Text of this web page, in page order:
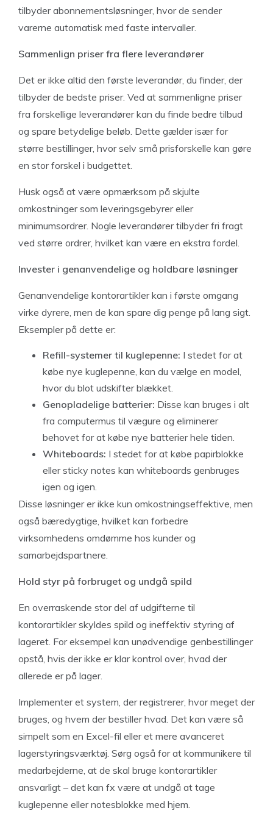
tilbyder abonnementsløsninger, hvor de sender
varerne automatisk med faste intervaller.
Sammenlign priser fra flere leverandører
Det er ikke altid den første leverandør, du finder, der
tilbyder de bedste priser. Ved at sammenligne priser
fra forskellige leverandører kan du finde bedre tilbud
og spare betydelige beløb. Dette gælder især for
større bestillinger, hvor selv små prisforskelle kan gøre
en stor forskel i budgettet.
Husk også at være opmærksom på skjulte
omkostninger som leveringsgebyrer eller
minimumsordrer. Nogle leverandører tilbyder fri fragt
ved større ordrer, hvilket kan være en ekstra fordel.
Invester i genanvendelige og holdbare løsninger
Genanvendelige kontorartikler kan i første omgang
virke dyrere, men de kan spare dig penge på lang sigt.
Eksempler på dette er:
Refill-systemer til kuglepenne: I stedet for at
købe nye kuglepenne, kan du vælge en model,
hvor du blot udskifter blækket.
Genopladelige batterier: Disse kan bruges i alt
fra computermus til vægure og eliminerer
behovet for at købe nye batterier hele tiden.
Whiteboards: I stedet for at købe papirblokke
eller sticky notes kan whiteboards genbruges
igen og igen.
Disse løsninger er ikke kun omkostningseffektive, men
også bæredygtige, hvilket kan forbedre
virksomhedens omdømme hos kunder og
samarbejdspartnere.
Hold styr på forbruget og undgå spild
En overraskende stor del af udgifterne til
kontorartikler skyldes spild og ineffektiv styring af
lageret. For eksempel kan unødvendige genbestillinger
opstå, hvis der ikke er klar kontrol over, hvad der
allerede er på lager.
Implementer et system, der registrerer, hvor meget der
bruges, og hvem der bestiller hvad. Det kan være så
simpelt som en Excel-fil eller et mere avanceret
lagerstyringsværktøj. Sørg også for at kommunikere til
medarbejderne, at de skal bruge kontorartikler
ansvarligt – det kan fx være at undgå at tage
kuglepenne eller notesblokke med hjem.